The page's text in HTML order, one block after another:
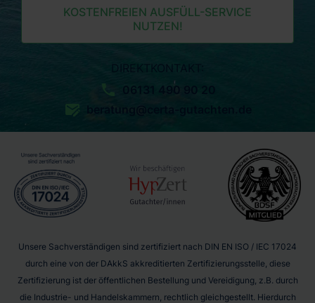
KOSTENFREIEN AUSFÜLL-SERVICE
NUTZEN!
DIREKTKONTAKT:
06131 490 90 20
Unsere Sachverständigen sind zertifiziert nach DIN EN ISO / IEC 17024
durch eine von der DAkkS akkreditierten Zertifizierungsstelle, diese
Zertifizierung ist der öffentlichen Bestellung und Vereidigung, z.B. durch
die Industrie- und Handelskammern, rechtlich gleichgestellt. Hierdurch